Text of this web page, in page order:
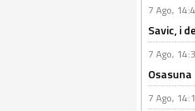
7 Ago,
Savic, i
7 Ago,
Osasuna
7 Ago,